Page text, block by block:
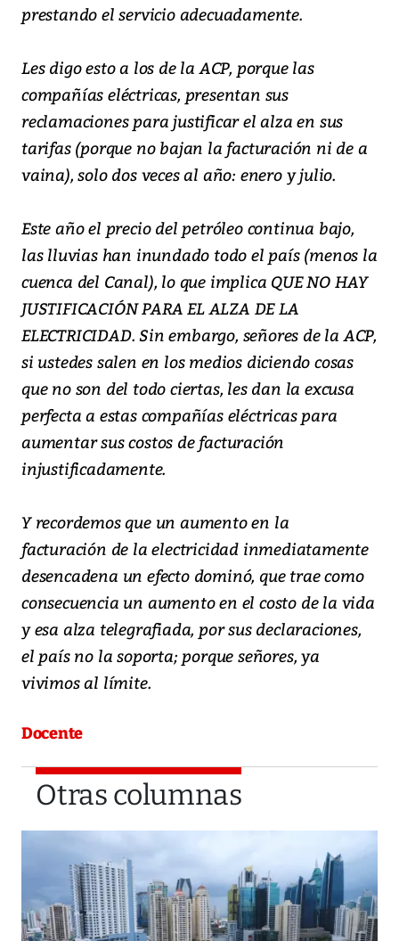
prestando el servicio adecuadamente.
Les digo esto a los de la ACP, porque las
compañías eléctricas, presentan sus
reclamaciones para justificar el alza en sus
tarifas (porque no bajan la facturación ni de a
vaina), solo dos veces al año: enero y julio.
Este año el precio del petróleo continua bajo,
las lluvias han inundado todo el país (menos la
cuenca del Canal), lo que implica QUE NO HAY
JUSTIFICACIÓN PARA EL ALZA DE LA
ELECTRICIDAD. Sin embargo, señores de la ACP,
si ustedes salen en los medios diciendo cosas
que no son del todo ciertas, les dan la excusa
perfecta a estas compañías eléctricas para
aumentar sus costos de facturación
injustificadamente.
Y recordemos que un aumento en la
facturación de la electricidad inmediatamente
desencadena un efecto dominó, que trae como
consecuencia un aumento en el costo de la vida
y esa alza telegrafiada, por sus declaraciones,
el país no la soporta; porque señores, ya
vivimos al límite.
Docente
Otras columnas